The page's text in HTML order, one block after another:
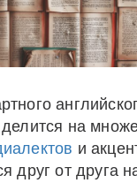
на
и
друг от друга